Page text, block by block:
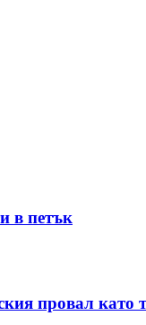
в петък
провал като